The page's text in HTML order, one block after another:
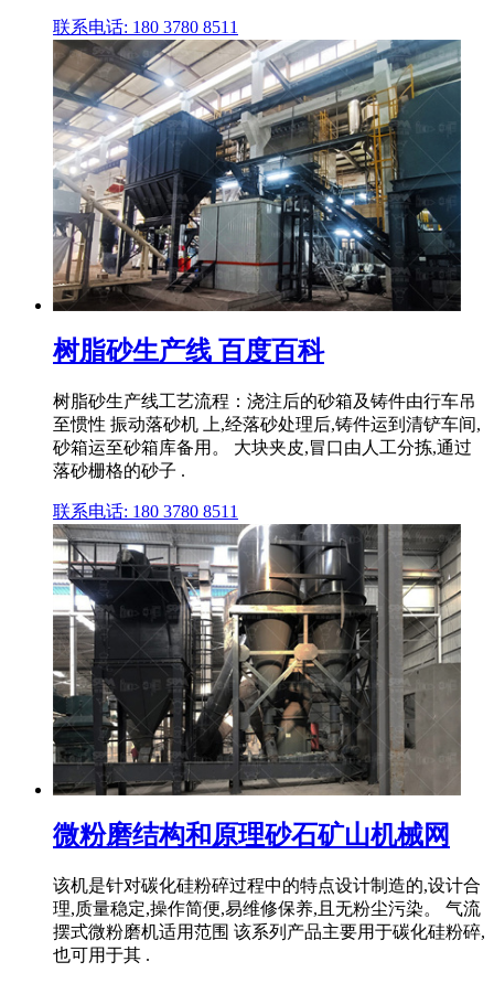
联系电话: 180 3780 8511
树脂砂生产线 百度百科
树脂砂生产线工艺流程：浇注后的砂箱及铸件由行车吊
至惯性 振动落砂机 上,经落砂处理后,铸件运到清铲车间,
砂箱运至砂箱库备用。 大块夹皮,冒口由人工分拣,通过
落砂栅格的砂子 .
联系电话: 180 3780 8511
微粉磨结构和原理砂石矿山机械网
该机是针对碳化硅粉碎过程中的特点设计制造的,设计合
理,质量稳定,操作简便,易维修保养,且无粉尘污染。 气流
摆式微粉磨机适用范围 该系列产品主要用于碳化硅粉碎,
也可用于其 .